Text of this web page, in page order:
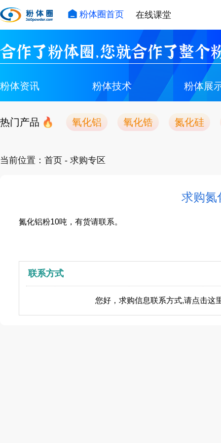
粉体圈首页 在线课堂
合作了粉体圈，您就合作了整个
粉体资讯 粉体技术 粉体展
热门产品 氧化铝 氧化锆 氮化硅
当前位置： 首页 - 求购专区
求购氮
氮化铝粉10吨，有货请联系。
联系方式
您好，求购信息联系方式,请点击这